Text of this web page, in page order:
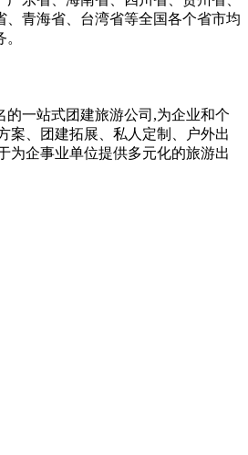
、青海省、台湾省等全国各个省市均
的一站式团建旅游公司,为企业和个
案、团建拓展、私人定制、户外出
为企事业单位提供多元化的旅游出